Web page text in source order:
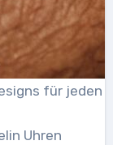
für jeden
Uhren